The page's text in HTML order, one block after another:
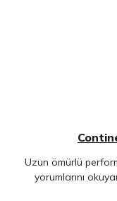
Uzun ömürlü
yorumlarını